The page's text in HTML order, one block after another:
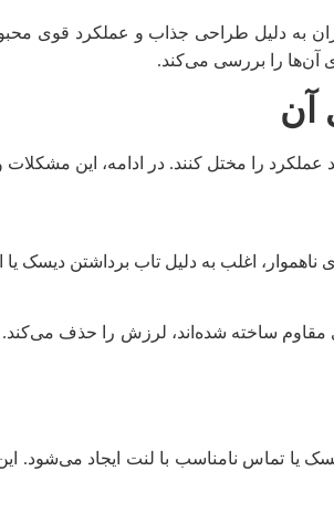
به دلیل طراحی جذاب و عملکرد قوی
آن‌ها را بررسی می‌کند.
آن
عملکرد را مختل کنند. در ادامه، این
اغلب به دلیل تاب برداشتن دیسک
یا تماس نامناسب با لنت ایجاد می‌شود.